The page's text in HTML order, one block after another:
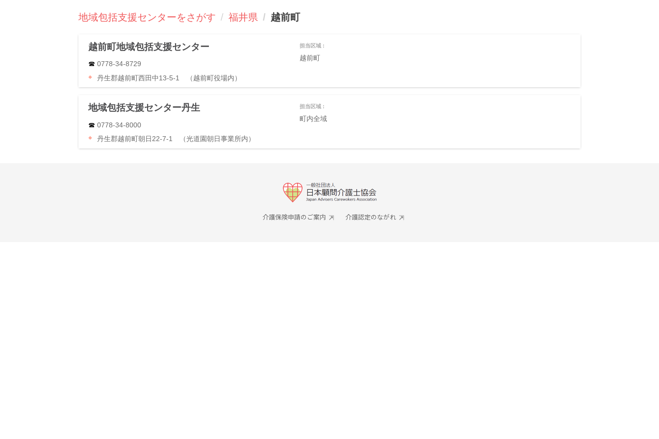
地域包括支援センターをさがす 福井県 越前町
越前町地域包括支援センター
0778-34-8729
丹生郡越前町西田中13-5-1 （越前町役場内）
担当区域 :
越前町
地域包括支援センター丹生
0778-34-8000
丹生郡越前町朝日22-7-1 （光道園朝日事業所内）
担当区域 :
町内全域
介護保険申請のご案内 介護認定のながれ